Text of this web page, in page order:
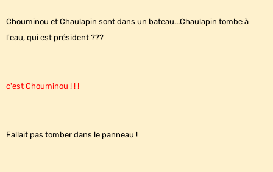
Chouminou et Chaulapin sont dans un bateau...Chaulapin tombe à
l'eau, qui est président ???
c'est Chouminou ! ! !
Fallait pas tomber dans le panneau !